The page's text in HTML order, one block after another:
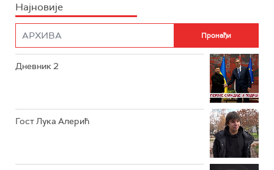
Најновије
Дневник 2
Гост Лука Алерић